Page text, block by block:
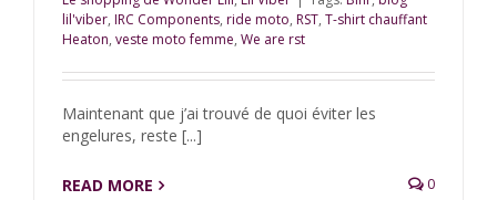
lil'viber, IRC Components, ride moto, RST, T-shirt chauffant
Heaton, veste moto femme, We are rst
Maintenant que j’ai trouvé de quoi éviter les
engelures, reste [...]
READ MORE 0